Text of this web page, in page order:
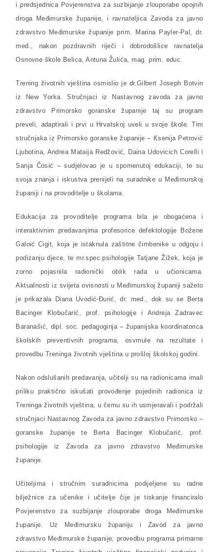
i predsjednica Povjerenstva za suzbijanje zlouporabe opojnih
droga Međimurske županije, i ravnateljica Zavoda za javno
zdravstvo Međimurske županije prim. Marina Payler-Pal, dr.
med., nakon pozdravnih riječi i dobrodošlice ravnatelja
Osnovne škole Belica, Antuna Žulića, mag. prim. educ.
Trening životnih vještina osmislio je dr.Gilbert Joseph Botvin
iz New Yorka. Stručnjaci iz Nastavnog zavoda za javno
zdravstvo Primorsko goranske županije taj su program
preveli, adaptirali i prvi u Hrvatskoj uveli u svoje škole. Tim
stručnjaka iz Primorsko goranske županije – Ksenija Petrović
Ljubotina, Andrea Mataija Redžović, Daina Udovicich Corelli i
Sanja Čosić – sudjelovao je u spomenutoj edukaciji, te su
svoja znanja i iskustva prenijeli na suradnike u Međimurskoj
županiji i na provoditelje u školama.
Edukacija za provoditelje programa bila je obogaćena i
interaktivnim predavanjima profesorice defektologije Božene
Galoić Cigit, koja je istaknula zaštitne čimbenike u odgoju i
podizanju djece, te mr.spec.psihologije Tatjane Žižek, koja je
zorno pojasnila radionički oblik rada u učionicama.
Aktualnosti iz svijeta ovisnosti u Međimurskoj županiji sažeto
je prikazala Diana Uvodić-Đurić, dr. med., dok su se Berta
Bacinger Klobučarić, prof. psihologije i Andreja Zadravec
Baranašić, dipl. soc. pedagoginja – županijska koordinatorica
školskih preventivnih programa, osvrnule na rezultate i
provedbu Treninga životnih vještina u prošloj školskoj godini.
Nakon odslušanih predavanja, učitelji su na radionicama imali
priliku praktično iskušati provođenje pojedinih radionica iz
Treninga životnih vještina, u čemu su ih usmjeravali i podržali
stručnjaci Nastavnog Zavoda za javno zdravstvo Primorsko –
goranske županije te Berta Bacinger Klobučarić, prof.
psihologije iz Zavoda za javno zdravstvo Međimurske
županije.
Učiteljima i stručnim suradnicima podijeljene su radne
bilježnice za učenike i učitelje čije je tiskanje financiralo
Povjerenstvo za suzbijanje zlouporabe droga Međimurske
županije. Uz Međimursku županiju i Zavod za javno
zdravstvo Međimurske županije, provedbu programa primarne